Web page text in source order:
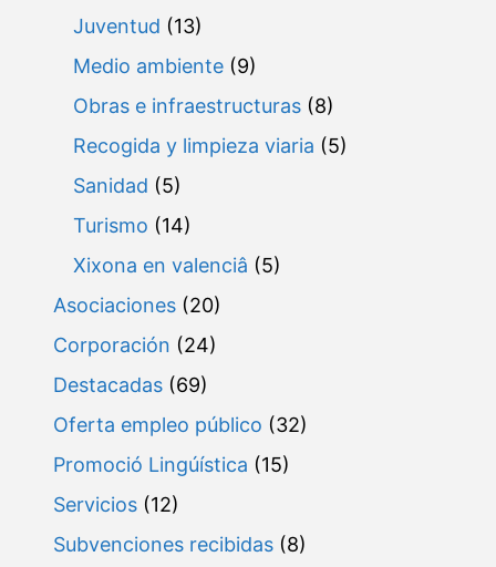
Juventud (13)
Medio ambiente (9)
Obras e infraestructuras (8)
Recogida y limpieza viaria (5)
Sanidad (5)
Turismo (14)
Xixona en valenciâ (5)
Asociaciones (20)
Corporación (24)
Destacadas (69)
Oferta empleo público (32)
Promoció Lingúística (15)
Servicios (12)
Subvenciones recibidas (8)